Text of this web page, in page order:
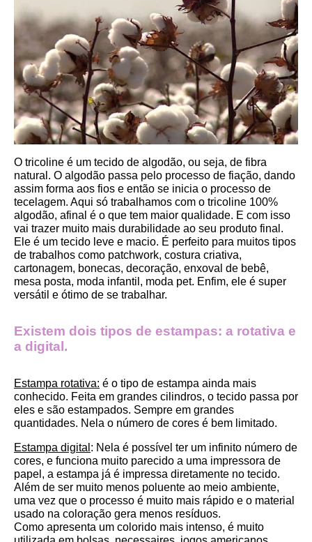
O tricoline é um tecido de algodão, ou seja, de fibra
natural. O algodão passa pelo processo de fiação, dando
assim forma aos fios e então se inicia o processo de
tecelagem. Aqui só trabalhamos com o tricoline 100%
algodão, afinal é o que tem maior qualidade. E com isso
vai trazer muito mais durabilidade ao seu produto final.
Ele é um tecido leve e macio. É perfeito para muitos tipos
de trabalhos como patchwork, costura criativa,
cartonagem, bonecas, decoração, enxoval de bebê,
mesa posta, moda infantil, moda pet. Enfim, ele é super
versátil e ótimo de se trabalhar.
Existem dois tipos de estampas: a rotativa e
a digital.
Estampa rotativa: é o tipo de estampa ainda mais
conhecido. Feita em grandes cilindros, o tecido passa por
eles e são estampados. Sempre em grandes
quantidades. Nela o número de cores é bem limitado.
Estampa digital : Nela é possível ter um infinito número de
cores, e funciona muito parecido a uma impressora de
papel, a estampa já é impressa diretamente no tecido.
Além de ser muito menos poluente ao meio ambiente,
uma vez que o processo é muito mais rápido e o material
usado na coloração gera menos resíduos.
Como apresenta um colorido mais intenso, é muito